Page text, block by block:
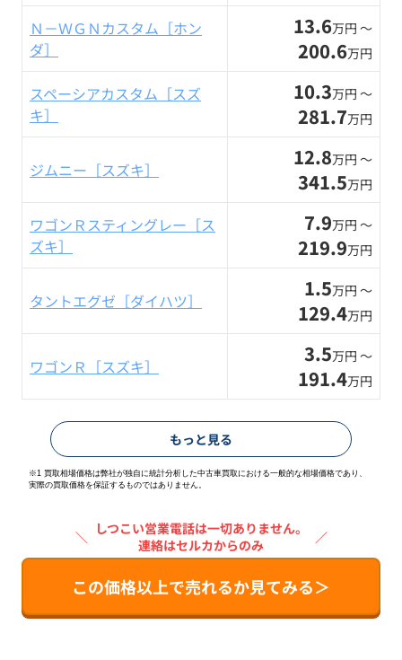
Ｎ－ＷＧＮカスタム［ホン
ダ］
13.6万円 〜
200.6万円
スペーシアカスタム［スズ
キ］
10.3万円 〜
281.7万円
ジムニー［スズキ］ 12.8万円 〜
341.5万円
ワゴンＲスティングレー［ス
ズキ］
7.9万円 〜
219.9万円
タントエグゼ［ダイハツ］ 1.5万円 〜
129.4万円
ワゴンＲ［スズキ］ 3.5万円 〜
191.4万円
もっと見る
※1 買取相場価格は弊社が独自に統計分析した中古車買取における一般的な相場価格であり、
実際の買取価格を保証するものではありません。
＼ しつこい営業電話は一切ありません。
連絡はセルカからのみ
／
この価格以上で売れるか見てみる＞